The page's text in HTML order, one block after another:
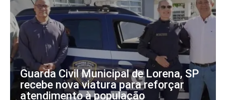
Guarda Civil Municipal de Lorena, SP
recebe nova viatura para reforçar
atendimento à população